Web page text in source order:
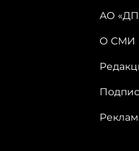
АО «ДП
О СМИ